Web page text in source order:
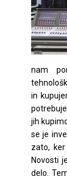
nam
in
jih
se je
zato,
Novosti
delo.